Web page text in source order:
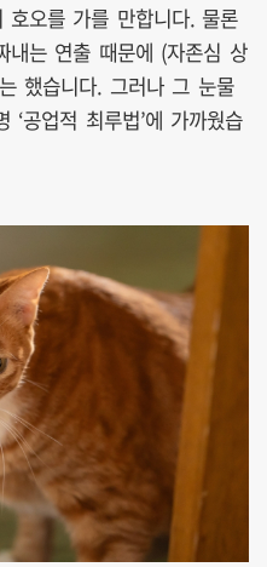
오를 가를 만합니다. 물론
내는 연출 때문에 (자존심 상
했습니다. 그러나 그 눈물
공업적 최루법’에 가까웠습